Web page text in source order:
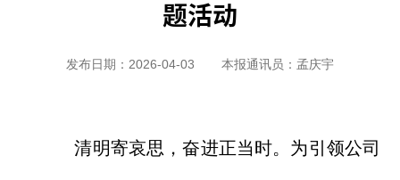
题活动
发布日期：2026-04-03 本报通讯员：孟庆宇
清明寄哀思，奋进正当时。为引领公司